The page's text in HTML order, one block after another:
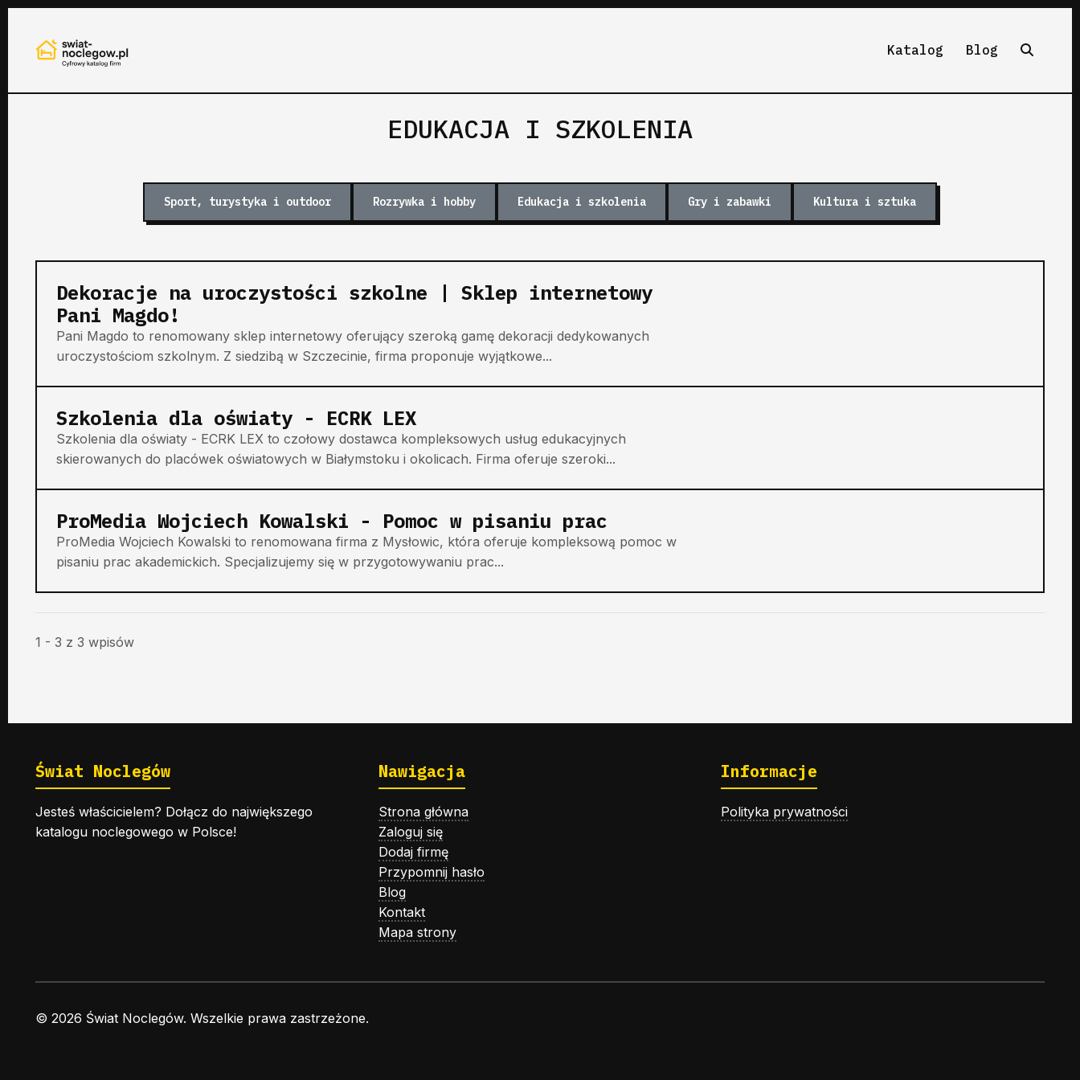
Katalog Blog
EDUKACJA I SZKOLENIA
Sport, turystyka i outdoor Rozrywka i hobby Edukacja i szkolenia Gry i zabawki Kultura i sztuka
Dekoracje na uroczystości szkolne | Sklep internetowy
Pani Magdo!
Pani Magdo to renomowany sklep internetowy oferujący szeroką gamę dekoracji dedykowanych
uroczystościom szkolnym. Z siedzibą w Szczecinie, firma proponuje wyjątkowe...
Szkolenia dla oświaty - ECRK LEX
Szkolenia dla oświaty - ECRK LEX to czołowy dostawca kompleksowych usług edukacyjnych
skierowanych do placówek oświatowych w Białymstoku i okolicach. Firma oferuje szeroki...
ProMedia Wojciech Kowalski - Pomoc w pisaniu prac
ProMedia Wojciech Kowalski to renomowana firma z Mysłowic, która oferuje kompleksową pomoc w
pisaniu prac akademickich. Specjalizujemy się w przygotowywaniu prac...
1 - 3 z 3 wpisów
Świat Noclegów
Jesteś właścicielem? Dołącz do największego
katalogu noclegowego w Polsce!
Nawigacja
Strona główna
Zaloguj się
Dodaj firmę
Przypomnij hasło
Blog
Kontakt
Mapa strony
Informacje
Polityka prywatności
© 2026 Świat Noclegów. Wszelkie prawa zastrzeżone.